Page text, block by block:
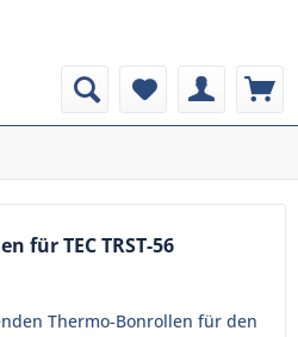
für TEC TRST-56
Thermo-Bonrollen für den